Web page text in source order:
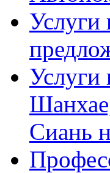
Услуги
Услуги
Сиань